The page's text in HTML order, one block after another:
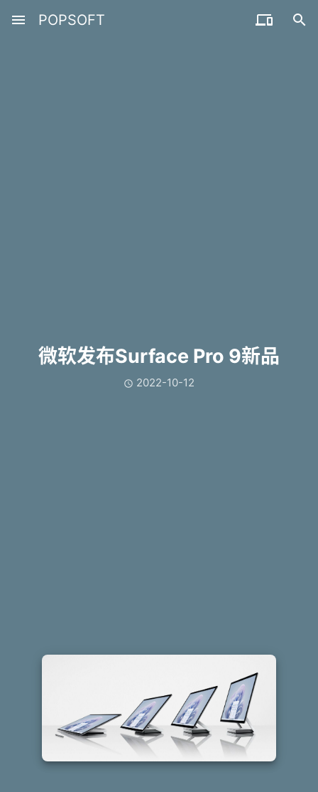
menu POPSOFT  
微软发布Surface Pro 9新品
 2022-10-12